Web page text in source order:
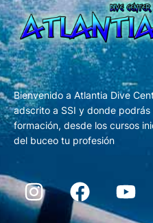
Bienvenido a Atlantia Dive
adscrito a SSI y donde
formación, desde los cursos
del buceo tu profesión